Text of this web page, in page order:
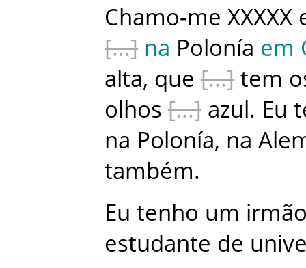
Chamo-me XXXXX
na Polonía em
alta, que tem
olhos
azul. Eu
na Polonía, na
também.
Eu tenho um
estudante de